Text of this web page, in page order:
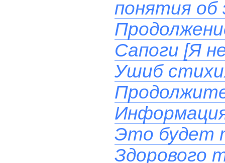
понятия об
Сапоги [Я
Ушиб
Это будет
Здорового